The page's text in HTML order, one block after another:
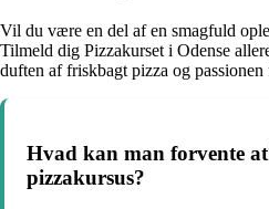
Vil du være en del af en smagfuld
Tilmeld dig Pizzakurset i Odense
duften af friskbagt pizza og passionen
Hvad kan man forvente
pizzakursus?